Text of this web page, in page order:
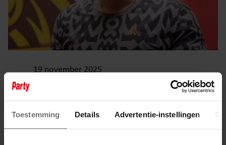
Toestemming Details Advertentie-instellingen
19 november 2025
BABYNIEUWS REALITYSTER
TONY: ‘IN MEI KOMT ER EENTJE
BIJ!’